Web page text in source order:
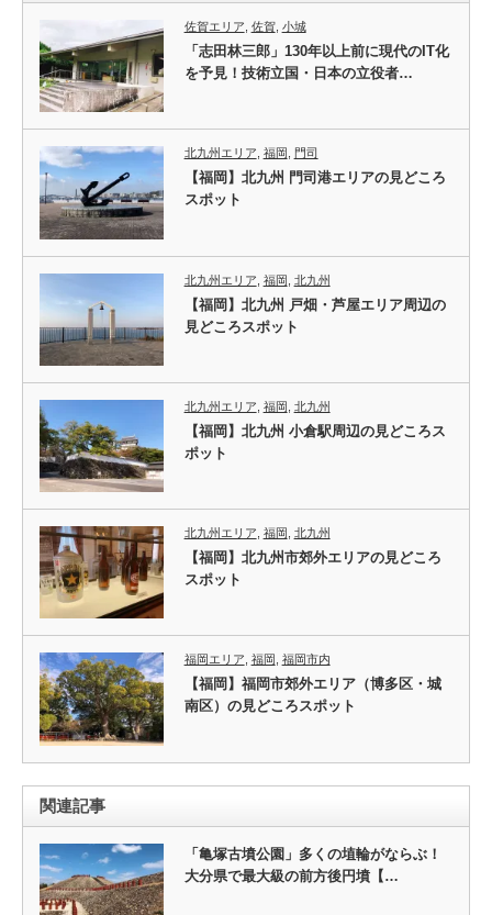
佐賀エリア 佐賀, 小城
「志田林三郎」130年以上前に現代のIT化
を予見！技術立国・日本の立役者…
北九州エリア, 福岡 , 門司
【福岡】北九州 門司港エリアの見どころ
スポット
北九州エリア 福岡 北九州
【福岡】北九州 戸畑・芦屋エリア周辺の
見どころスポット
北九州エリア 福岡 北九州
【福岡】北九州 小倉駅周辺の見どころス
ポット
北九州エリア 福岡 北九州
【福岡】北九州市郊外エリアの見どころ
スポット
福岡エリア 福岡 福岡市内
【福岡】福岡市郊外エリア（博多区・城
南区）の見どころスポット
関連記事
「亀塚古墳公園」多くの埴輪がならぶ！
大分県で最大級の前方後円墳【…